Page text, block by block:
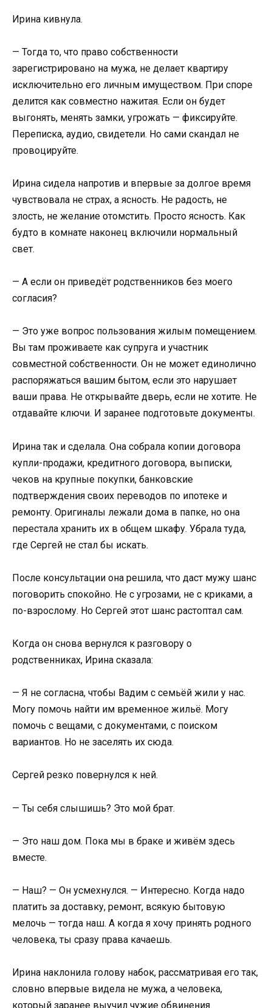
Ирина кивнула.
— Тогда то, что право собственности
зарегистрировано на мужа, не делает квартиру
исключительно его личным имуществом. При споре
делится как совместно нажитая. Если он будет
выгонять, менять замки, угрожать — фиксируйте.
Переписка, аудио, свидетели. Но сами скандал не
провоцируйте.
Ирина сидела напротив и впервые за долгое время
чувствовала не страх, а ясность. Не радость, не
злость, не желание отомстить. Просто ясность. Как
будто в комнате наконец включили нормальный
свет.
— А если он приведёт родственников без моего
согласия?
— Это уже вопрос пользования жилым помещением.
Вы там проживаете как супруга и участник
совместной собственности. Он не может единолично
распоряжаться вашим бытом, если это нарушает
ваши права. Не открывайте дверь, если не хотите. Не
отдавайте ключи. И заранее подготовьте документы.
Ирина так и сделала. Она собрала копии договора
купли-продажи, кредитного договора, выписки,
чеков на крупные покупки, банковские
подтверждения своих переводов по ипотеке и
ремонту. Оригиналы лежали дома в папке, но она
перестала хранить их в общем шкафу. Убрала туда,
где Сергей не стал бы искать.
После консультации она решила, что даст мужу шанс
поговорить спокойно. Не с угрозами, не с криками, а
по-взрослому. Но Сергей этот шанс растоптал сам.
Когда он снова вернулся к разговору о
родственниках, Ирина сказала:
— Я не согласна, чтобы Вадим с семьёй жили у нас.
Могу помочь найти им временное жильё. Могу
помочь с вещами, с документами, с поиском
вариантов. Но не заселять их сюда.
Сергей резко повернулся к ней.
— Ты себя слышишь? Это мой брат.
— Это наш дом. Пока мы в браке и живём здесь
вместе.
— Наш? — Он усмехнулся. — Интересно. Когда надо
платить за доставку, ремонт, всякую бытовую
мелочь — тогда наш. А когда я хочу принять родного
человека, ты сразу права качаешь.
Ирина наклонила голову набок, рассматривая его так,
словно впервые видела не мужа, а человека,
который заранее выучил чужие обвинения.